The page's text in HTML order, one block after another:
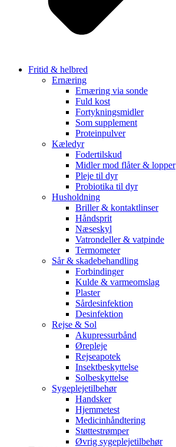
Fritid & helbred
Ernæring
Ernæring via sonde
Fuld kost
Fortykningsmidler
Som supplement
Proteinpulver
Kæledyr
Fodertilskud
Midler mod flåter & lopper
Pleje til dyr
Probiotika til dyr
Husholdning
Briller & kontaktlinser
Håndsprit
Næseskyl
Vatrondeller & vatpinde
Termometer
Sår & skadebehandling
Forbindinger
Kulde & varmeomslag
Plaster
Sårdesinfektion
Desinfektion
Rejse & Sol
Akupressurbånd
Ørepleje
Rejseapotek
Insektbeskyttelse
Solbeskyttelse
Sygeplejetilbehør
Handsker
Hjemmetest
Medicinhåndtering
Støttestrømper
Øvrig sygeplejetilbehør